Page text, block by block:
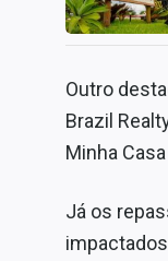
Outro
Brazil
Minha
Já os